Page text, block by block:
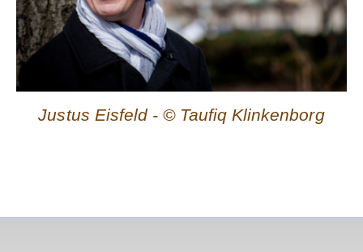
Justus Eisfeld - © Taufiq Klinkenborg